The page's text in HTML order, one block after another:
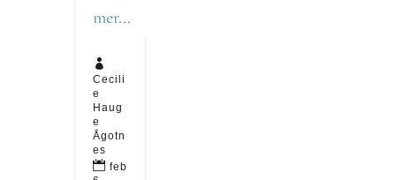
mer...

Cecili
e
Haug
e
Ågotn
es
 feb